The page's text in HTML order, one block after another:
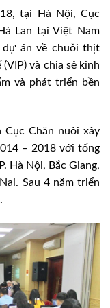
tại Hà Nội, Cục
Lan tại Việt Nam
dự án về chuỗi thịt
và chia sẻ kinh
và phát triển bền
Cục Chăn nuôi xây
– 2018 với tổng
Hà Nội, Bắc Giang,
Sau 4 năm triển